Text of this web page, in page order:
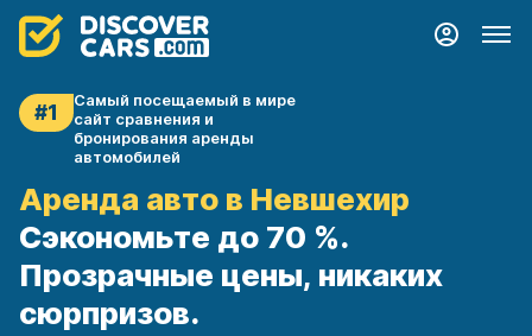
#1
Самый посещаемый в мире
сайт сравнения и
бронирования аренды
автомобилей
Аренда авто в Невшехир
Сэкономьте до 70 %.
Прозрачные цены, никаких
сюрпризов.